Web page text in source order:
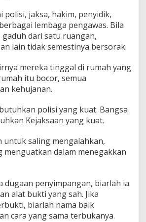
polisi, jaksa, hakim, penyidik,
lembaga pengawas. Bila
dari satu ruangan,
lain tidak semestinya bersorak.
mereka tinggal di rumah yang
itu bocor, semua
kehujanan.
polisi yang kuat. Bangsa
Kejaksaan yang kuat.
untuk saling mengalahkan,
menguatkan dalam menegakkan
dugaan penyimpangan, biarlah ia
alat bukti yang sah. Jika
biarlah nama baik
cara yang sama terbukanya.